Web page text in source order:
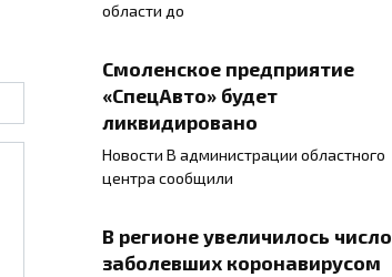
области до
Смоленское предприятие
«СпецАвто» будет
ликвидировано
Новости В администрации областного
центра сообщили
В регионе увеличилось число
заболевших коронавирусом